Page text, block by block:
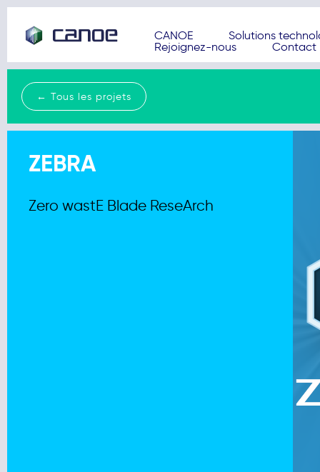
CANOE
Solutions
Rejoignez-nous
Contact
← Tous les projets
ZEBRA
Zero wastE Blade ReseArch